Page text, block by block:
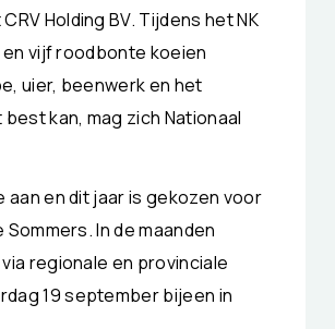
Holding BV. Tijdens het NK
vijf roodbonte koeien
uier, beenwerk en het
kan, mag zich Nationaal
en dit jaar is gekozen voor
In de maanden
regionale en provinciale
19 september bijeen in